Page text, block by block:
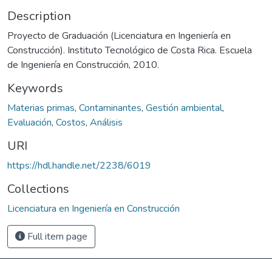
Description
Proyecto de Graduación (Licenciatura en Ingeniería en
Construcción). Instituto Tecnológico de Costa Rica. Escuela
de Ingeniería en Construcción, 2010.
Keywords
Materias primas, Contaminantes, Gestión ambiental,
Evaluación, Costos, Análisis
URI
https://hdl.handle.net/2238/6019
Collections
Licenciatura en Ingeniería en Construcción
Full item page